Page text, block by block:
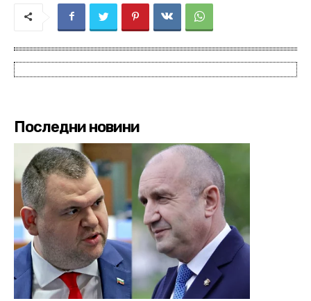
Последни новини